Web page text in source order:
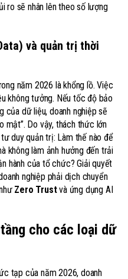
ro sẽ nhân lên theo số lượng
và quản trị thời
năm 2026 là khổng lồ. Việc
không tưởng. Nếu tốc độ bảo
dữ liệu, doanh nghiệp sẽ
mật”. Do vậy, thách thức lớn
duy quản trị: Làm thế nào để
không làm ảnh hưởng đến trải
hành của tổ chức? Giải quyết
nghiệp phải dịch chuyển
Zero Trustvà ứng dụng AI
cho các loại dữ
tạp của năm 2026, doanh